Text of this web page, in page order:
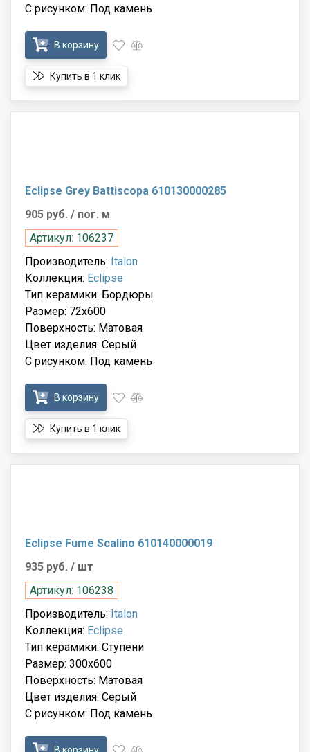
С рисунком: Под камень
В корзину
Купить в 1 клик
Eclipse Grey Battiscopa 610130000285
905 руб. / пог. м
Артикул: 106237
Производитель: Italon
Коллекция: Eclipse
Тип керамики: Бордюры
Размер: 72x600
Поверхность: Матовая
Цвет изделия: Серый
С рисунком: Под камень
В корзину
Купить в 1 клик
Eclipse Fume Scalino 610140000019
935 руб. / шт
Артикул: 106238
Производитель: Italon
Коллекция: Eclipse
Тип керамики: Ступени
Размер: 300x600
Поверхность: Матовая
Цвет изделия: Серый
С рисунком: Под камень